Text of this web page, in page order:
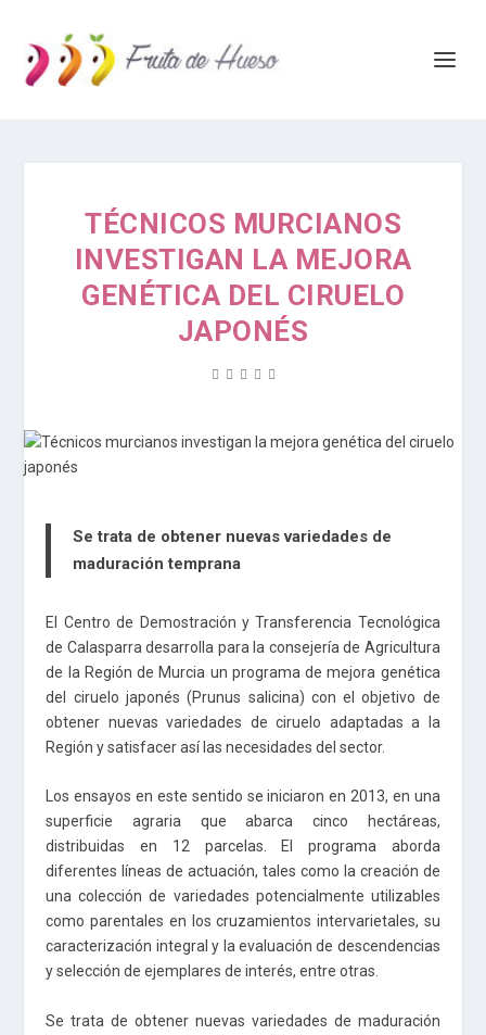
TÉCNICOS MURCIANOS
INVESTIGAN LA MEJORA
GENÉTICA DEL CIRUELO
JAPONÉS
Se trata de obtener nuevas variedades de
maduración temprana
El Centro de Demostración y Transferencia Tecnológica
de Calasparra desarrolla para la consejería de Agricultura
de la Región de Murcia un programa de mejora genética
del ciruelo japonés (Prunus salicina) con el objetivo de
obtener nuevas variedades de ciruelo adaptadas a la
Región y satisfacer así las necesidades del sector.
Los ensayos en este sentido se iniciaron en 2013, en una
superficie agraria que abarca cinco hectáreas,
distribuidas en 12 parcelas. El programa aborda
diferentes líneas de actuación, tales como la creación de
una colección de variedades potencialmente utilizables
como parentales en los cruzamientos intervarietales, su
caracterización integral y la evaluación de descendencias
y selección de ejemplares de interés, entre otras.
Se trata de obtener nuevas variedades de maduración